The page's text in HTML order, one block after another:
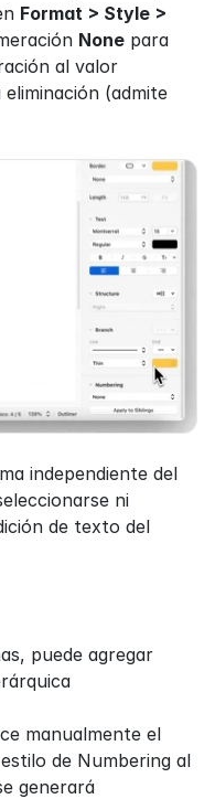
Format > Style >
None para
al valor
(admite
independiente del
ni
de texto del
puede agregar
manualmente el
de Numbering al
generará